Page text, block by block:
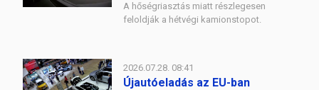
A hőségriasztás miatt részlegesen
feloldják a hétvégi kamionstopot.
2026.07.28. 08:41
Újautóeladás az EU-ban